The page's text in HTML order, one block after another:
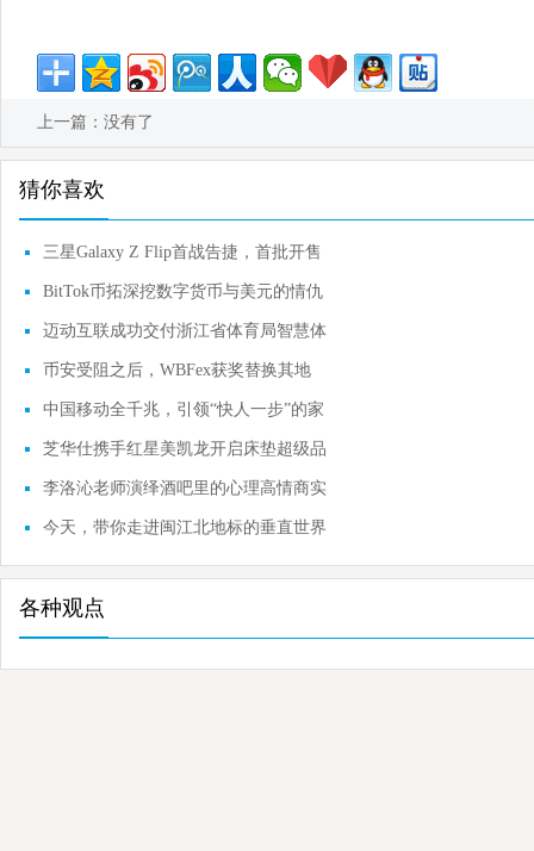
上一篇：没有了
猜你喜欢
三星Galaxy Z Flip首战告捷，首批开售
最快仅25秒售
BitTok币拓深挖数字货币与美元的情仇
史
迈动互联成功交付浙江省体育局智慧体
育大脑项
币安受阻之后，WBFex获奖替换其地
位？
中国移动全千兆，引领“快人一步”的家
庭数字
芝华仕携手红星美凯龙开启床垫超级品
类节
李洛沁老师演绎酒吧里的心理高情商实
战课
今天，带你走进闽江北地标的垂直世界
各种观点